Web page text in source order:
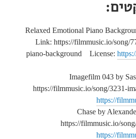
Relaxed Emotional Piano
Link: https://filmmusic.io/song/
piano-background License:
Imagefilm 043 by
https://filmmusic.io/song/3231-
https://
Chase by
https://filmmusic.io/
https://